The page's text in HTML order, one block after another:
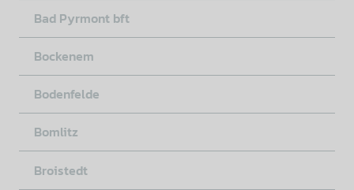
Bad Pyrmont bft
Bockenem
Bodenfelde
Bomlitz
Broistedt